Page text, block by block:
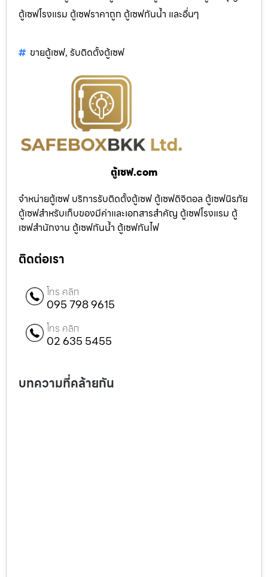
ตู้เซฟโรงแรม ตู้เซฟราคาถูก ตู้เซฟกันน้ำ และอื่นๆ
ขายตู้เซฟ, รับติดตั้งตู้เซฟ
ตู้เซฟ.com
จำหน่ายตู้เซฟ บริการรับติดตั้งตู้เซฟ ตู้เซฟดิจิตอล ตู้เซฟนิรภัย
ตู้เซฟสำหรับเก็บของมีค่าและเอกสารสำคัญ ตู้เซฟโรงแรม ตู้
เซฟสำนักงาน ตู้เซฟกันน้ำ ตู้เซฟกันไฟ
ติดต่อเรา
โทร คลิก
095 798 9615
โทร คลิก
02 635 5455
บทความที่คล้ายกัน